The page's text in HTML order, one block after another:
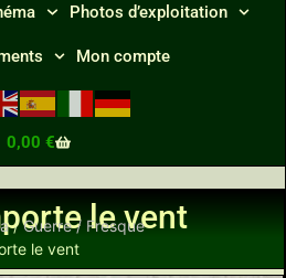
Photos d’exploitation
Mon compte
0,00 €
le vent
/Guerre / Fresque
le vent